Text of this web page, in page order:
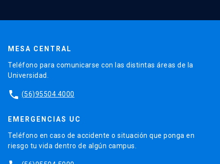
MESA CENTRAL
Teléfono para comunicarse con las distintas áreas de la
Universidad.
phone (56)95504 4000
EMERGENCIAS UC
Teléfono en caso de accidente o situación que ponga en
riesgo tu vida dentro de algún campus.